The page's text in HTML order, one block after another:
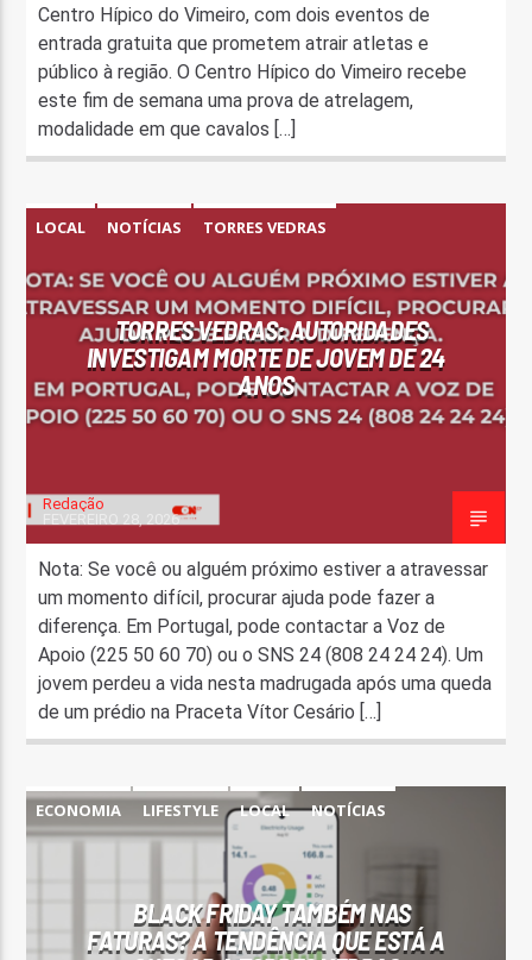
Centro Hípico do Vimeiro, com dois eventos de
entrada gratuita que prometem atrair atletas e
público à região. O Centro Hípico do Vimeiro recebe
este fim de semana uma prova de atrelagem,
modalidade em que cavalos […]
LOCAL NOTÍCIAS TORRES VEDRAS
TORRES VEDRAS: AUTORIDADES
INVESTIGAM MORTE DE JOVEM DE 24
ANOS
Redação
FEVEREIRO 28, 2026
Nota: Se você ou alguém próximo estiver a atravessar
um momento difícil, procurar ajuda pode fazer a
diferença. Em Portugal, pode contactar a Voz de
Apoio (225 50 60 70) ou o SNS 24 (808 24 24 24). Um
jovem perdeu a vida nesta madrugada após uma queda
de um prédio na Praceta Vítor Cesário […]
ECONOMIA LIFESTYLE LOCAL
NOTÍCIAS
BLACK FRIDAY TAMBÉM NAS
FATURAS? A TENDÊNCIA QUE ESTÁ A